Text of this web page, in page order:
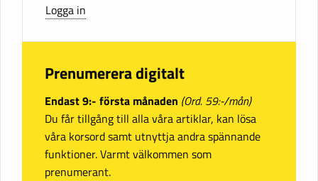
Logga in
Prenumerera digitalt
Endast 9:- första månaden (Ord. 59:-/mån)
Du får tillgång till alla våra artiklar, kan lösa
våra korsord samt utnyttja andra spännande
funktioner. Varmt välkommen som
prenumerant.